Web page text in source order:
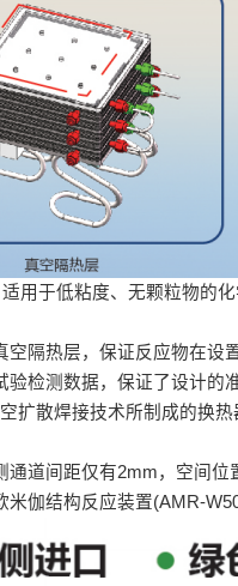
用于低粘度、无颗粒物的
空隔热层，保证反应物在设
验检测数据，保证了设计的
扩散焊接技术所制成的换
通道间距仅有2mm，空间
米伽结构反应装置(AMR-